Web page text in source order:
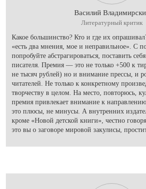
Василий
Литературный критик
Какое большинство? Кто и где их
«есть два мнения, мое и неправильное». С
попробуйте абстрагироваться, поставить
писателя. Премия — это не только +500 к
не тысяч рублей) но и внимание прессы, и
читателей. Не только к конкретному
творчеству в целом. На место, повторюсь,
премия привлекает внимание к
это плюсы, не минусы. А внутренних
кроме «Новой детской книги», честно
это вы о заговоре мировой закулисы,